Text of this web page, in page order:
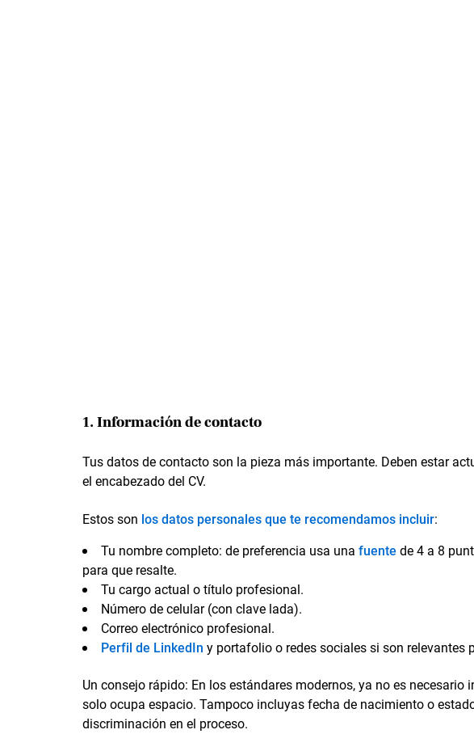
1. Información de contacto
Tus datos de contacto son la pieza más importante. Deben estar
el encabezado del CV.
Estos son los datos personales que te recomendamos incluir:
Tu nombre completo: de preferencia usa una fuente de 4 a 8
para que resalte.
Tu cargo actual o título profesional.
Número de celular (con clave lada).
Correo electrónico profesional.
Perfil de LinkedIn y portafolio o redes sociales si son relevantes
Un consejo rápido: En los estándares modernos, ya no es
solo ocupa espacio. Tampoco incluyas fecha de nacimiento o
discriminación en el proceso.